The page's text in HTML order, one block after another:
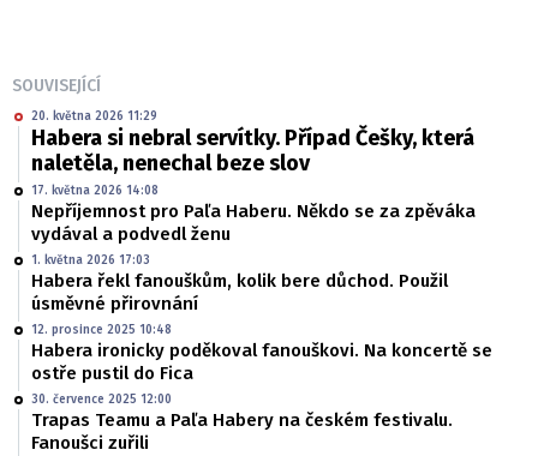
SOUVISEJÍCÍ
20. května 2026 11:29
Habera si nebral servítky. Případ Češky, která
naletěla, nenechal beze slov
17. května 2026 14:08
Nepříjemnost pro Paľa Haberu. Někdo se za zpěváka
vydával a podvedl ženu
1. května 2026 17:03
Habera řekl fanouškům, kolik bere důchod. Použil
úsměvné přirovnání
12. prosince 2025 10:48
Habera ironicky poděkoval fanouškovi. Na koncertě se
ostře pustil do Fica
30. července 2025 12:00
Trapas Teamu a Paľa Habery na českém festivalu.
Fanoušci zuřili